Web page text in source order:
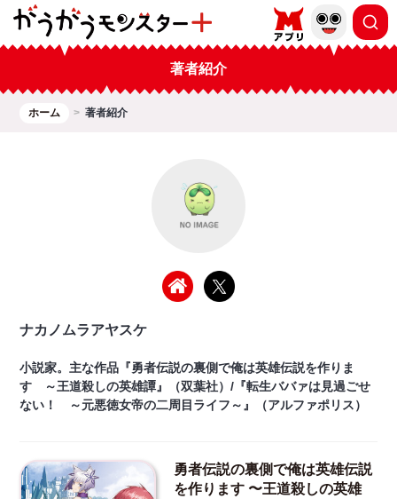
著者紹介
ホーム 著者紹介
ナカノムラアヤスケ
小説家。主な作品『勇者伝説の裏側で俺は英雄伝説を作りま
す ～王道殺しの英雄譚』（双葉社）/『転生ババァは見過ごせ
ない！ ～元悪徳女帝の二周目ライフ～』（アルファポリス）
勇者伝説の裏側で俺は英雄伝説
を作ります 〜王道殺しの英雄